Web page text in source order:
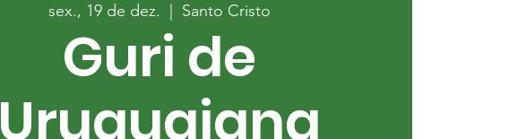
sex., 19 de dez. Santo Cristo
Guri de
Uruguaiana